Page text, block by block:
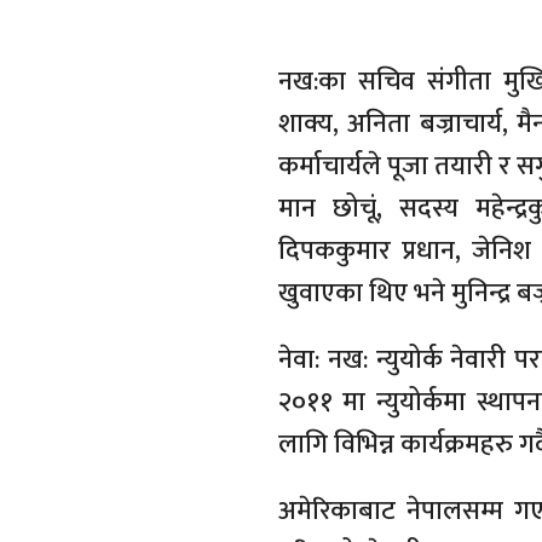
नख:का सचिव संगीता
शाक्य, अनिता बज्राचार्य,
कर्माचार्यले पूजा तयारी
मान छोचूं, सदस्य
दिपककुमार प्रधान,
खुवाएका थिए भने मुनिन्द्र
नेवा: नख: न्युयोर्क नेवारी
२०११ मा न्युयोर्कमा
लागि विभिन्न कार्यक्रमहरु
अमेरिकाबाट नेपालसम्म